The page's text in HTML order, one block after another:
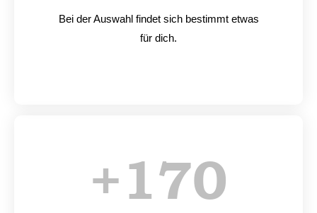
Bei der Auswahl findet sich bestimmt etwas
für dich.
+170